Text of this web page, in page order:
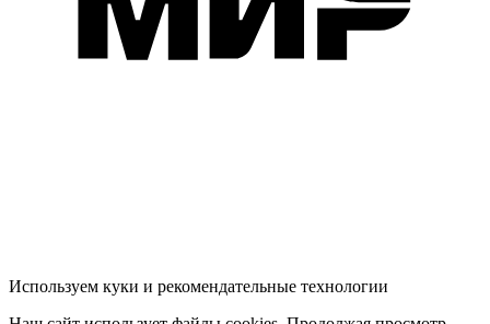
Используем куки и рекомендательные технологии